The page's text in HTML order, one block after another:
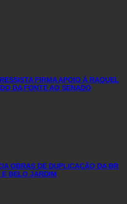
FIRMA APOIO À RAQUEL
DA FONTE AO SENADO
OBRAS DE DUPLICAÇÃO DA BR
E BELO JARDIM